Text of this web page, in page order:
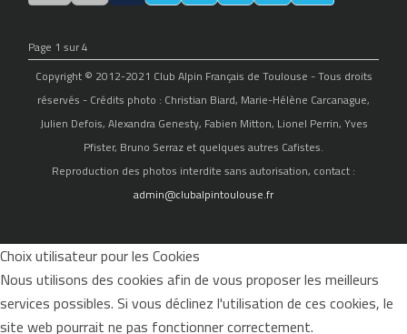
Page 1 sur 4
Copyright © 2012-2021 Club Alpin Français de Toulouse - Tous droits
réservés - Crédits photo : Christian Biard, Marie-Hélène Carcanague,
Julien Defois, Alexandra Genesty, Fabien Mitton, Lionel Perrin, Yves
Pfister, Bruno Serraz et quelques autres Cafistes.
Reproduction des photos interdite sans autorisation, contact :
admin@clubalpintoulouse.fr
Choix utilisateur pour les Cookies
Nous utilisons des cookies afin de vous proposer les meilleurs
services possibles. Si vous déclinez l'utilisation de ces cookies, le
site web pourrait ne pas fonctionner correctement.